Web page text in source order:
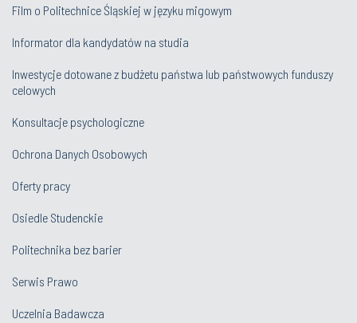
Film o Politechnice Śląskiej w języku migowym
Informator dla kandydatów na studia
Inwestycje dotowane z budżetu państwa lub państwowych funduszy
celowych
Konsultacje psychologiczne
Ochrona Danych Osobowych
Oferty pracy
Osiedle Studenckie
Politechnika bez barier
Serwis Prawo
Uczelnia Badawcza